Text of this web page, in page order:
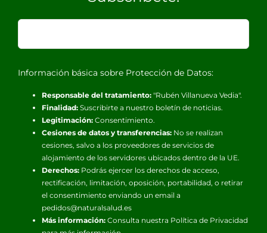
Información básica sobre Protección de Datos:
Responsable del tratamiento:"Rubén Villanueva Vedia".
Finalidad:Suscribirte a nuestro boletín de noticias.
Legitimación:Consentimiento.
Cesiones de datos y transferencias:No se realizan
cesiones, salvo a los proveedores de servicios de
alojamiento de los servidores ubicados dentro de la UE.
Derechos:Podrás ejercer los derechos de acceso,
rectificación, limitación, oposición, portabilidad, o retirar
el consentimiento enviando un email a
pedidos@naturalsalud.es
Más información:Consulta nuestra Política de Privacidad